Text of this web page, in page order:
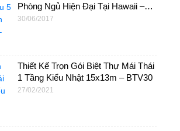
Phòng Ngủ Hiện Đại Tại Hawaii –
BT03
30/06/2017
Thiết Kế Trọn Gói Biệt Thự Mái Thái
1 Tầng Kiểu Nhật 15x13m – BTV30
27/02/2021